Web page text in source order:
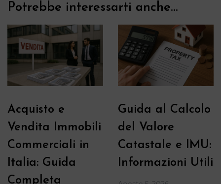
Potrebbe interessarti anche...
Acquisto e
Vendita Immobili
Commerciali in
Italia: Guida
Completa
Guida al Calcolo
del Valore
Catastale e IMU:
Informazioni Utili